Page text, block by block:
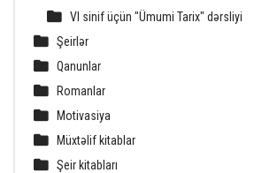
VI sinif üçün "Ümumi Tarix" dərsliyi
Şeirlər
Qanunlar
Romanlar
Motivasiya
Müxtəlif kitablar
Şeir kitabları